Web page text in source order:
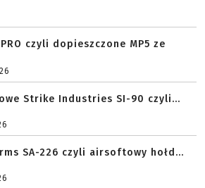
czyli dopieszczone MP5 ze
Strike Industries SI-90 czyli...
SA-226 czyli airsoftowy hołd...